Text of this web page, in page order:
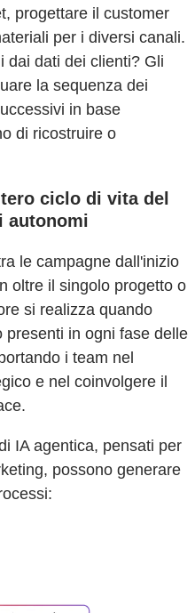
progettare il customer
per i diversi canali.
dai dati dei clienti? Gli
la sequenza dei
in base
di ricostruire o
ciclo di vita del
autonomi
le campagne dall'inizio
oltre il singolo progetto o
si realizza quando
in ogni fase delle
i team nel
e nel coinvolgere il
IA agentica, pensati per
possono generare